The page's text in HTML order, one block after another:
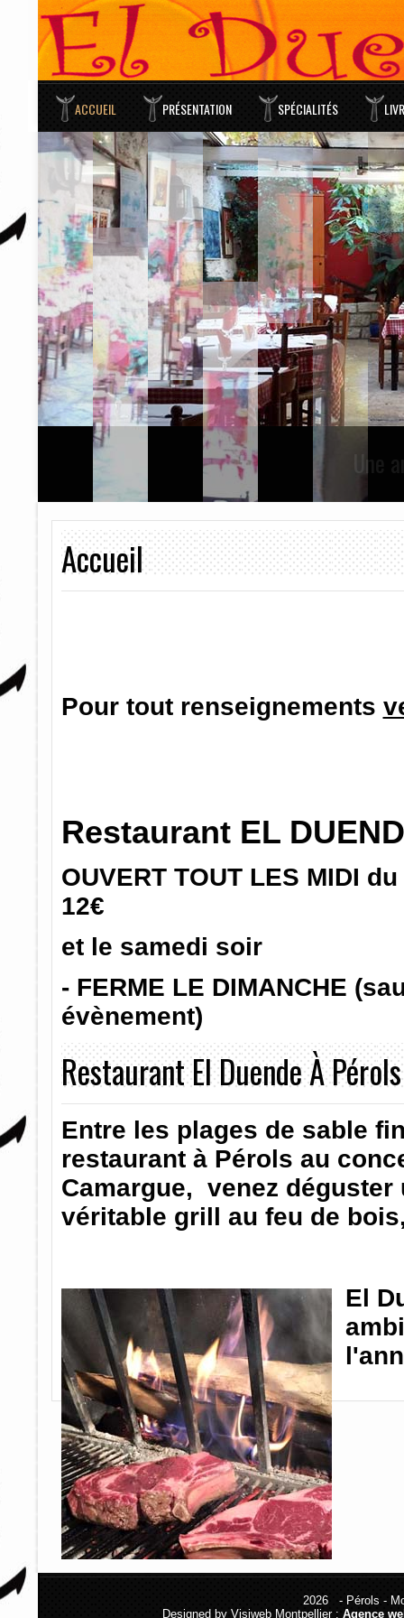
ACCUEIL PRÉSENTATION SPÉCIALITÉS
Un patio,
Accueil
Pour tout renseignements
Restaurant EL
OUVERT TOUT LES MIDI
12€
et le samedi soir
- FERME LE DIMANCHE
évènement)
Restaurant El Duende À
Entre les plages de sable
restaurant à Pérols au
Camargue, venez
véritable grill au feu de
El
2026 - Pérols -
Designed by Visiweb Montpellier : Agence